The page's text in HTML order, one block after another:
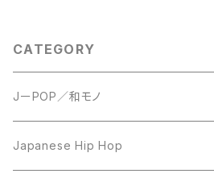
CATEGORY
JーPOP／和モノ
LP
Japanese Hip Hop